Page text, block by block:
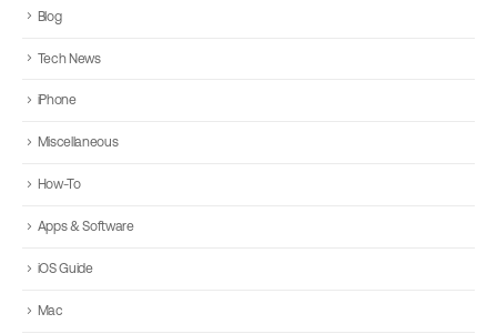
Blog
Tech News
iPhone
Miscellaneous
How-To
Apps & Software
iOS Guide
Mac